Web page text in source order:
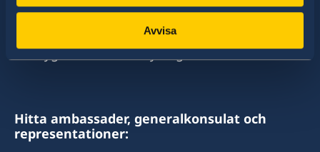
Avvisa
E-mail
Fax
av dessa stater har Sverige ambassader och
konsulat. Sveriges utrikesrepresentation består
av drygt 100 utlandsmyndigheter.
Hitta ambassader, generalkonsulat och
representationer: